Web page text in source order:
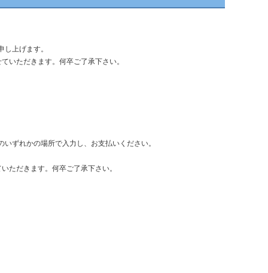
上げます。
いただきます。何卒ご了承下さい。
ずれかの場所で入力し、お支払いください。
ただきます。何卒ご了承下さい。